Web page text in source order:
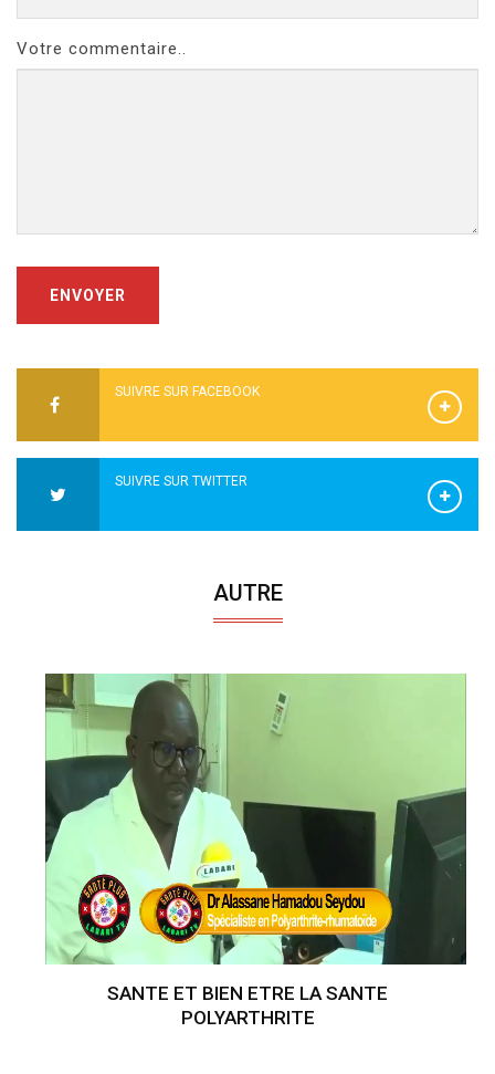
Votre commentaire..
ENVOYER
SUIVRE SUR FACEBOOK
SUIVRE SUR TWITTER
AUTRE
SANTE ET BIEN ETRE LA SANTE
POLYARTHRITE